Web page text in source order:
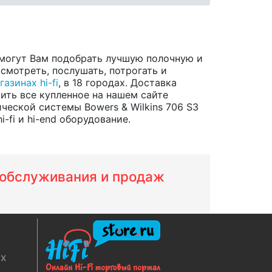
Вам подобрать лучшую полочную и
послушать, потрогать и
hi-fi, в 18 городах. Доставка
все купленное на нашем сайте
системы Bowers & Wilkins 706 S3
fi и hi-end оборудование.
и продаж